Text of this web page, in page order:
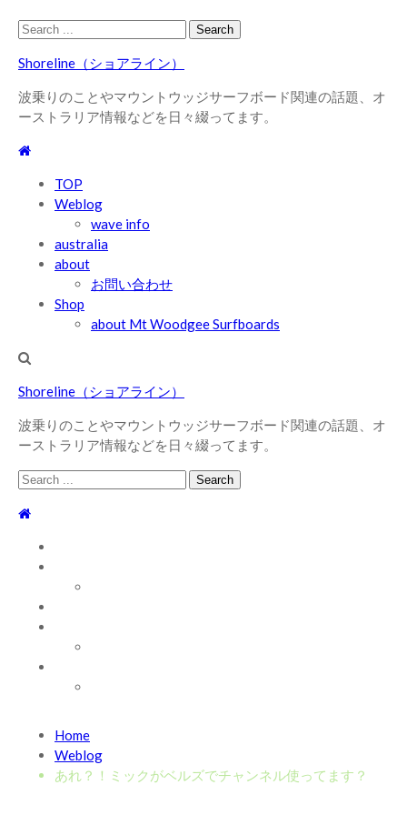
Skip
navigation
Skip
content
Search
Shoreline（ショアライン）
波乗りのことやマウントウッジサーフボード関連の話題、オ
ーストラリア情報などを日々綴ってます。
TOP
Weblog
wave info
australia
about
お問い合わせ
Shop
about Mt Woodgee Surfboards
Shoreline（ショアライン）
波乗りのことやマウントウッジサーフボード関連の話題、オ
ーストラリア情報などを日々綴ってます。
Search
2026/7/28 御前崎方面 よれ入ったダンパー多め
年7月28日
Home
Weblog
あれ？！ミックがベルズでチャンネル使ってます？